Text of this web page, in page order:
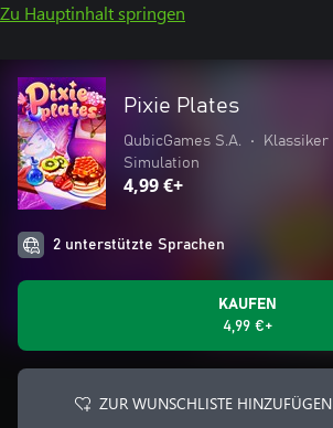
Zu Hauptinhalt springen
Pixie Plates
QubicGames S.A. • Klassiker
Simulation
4,99 €+
2 unterstützte Sprachen
KAUFEN
4,99 €+
ZUR WUNSCHLISTE HINZUFÜGEN